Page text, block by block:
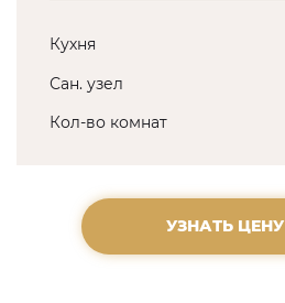
Кухня
Сан. узел
Кол-во комнат
УЗНАТЬ ЦЕНУ